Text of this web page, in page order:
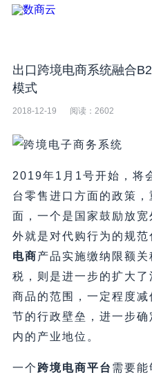
出口跨境电商系统融合
模式
2018-12-19 阅读： 2602
2019年1月1号开始，将
台零售进口方面的政策
面，一个是国家鼓励放
外就是对代购行为的规
电商产品实施缴纳限额
税，则是进一步的扩大
商品的范围，一定程度
节的行政壁垒，进一步
内的产业地位。
一个 跨境电商平台 需要能